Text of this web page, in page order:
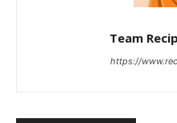
Team
https://